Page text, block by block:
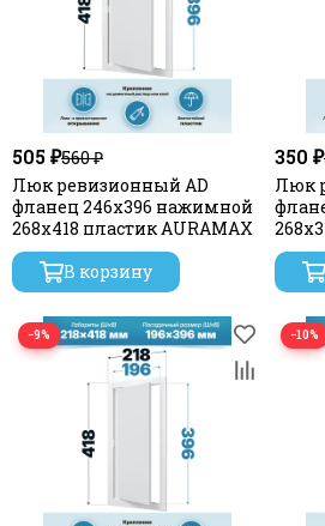
505 ₽560 ₽
Люк ревизионный AD
фланец 246х396 нажимной
268х418 пластик AURAMAX
В корзину
350 ₽
Люк
−9% −10%